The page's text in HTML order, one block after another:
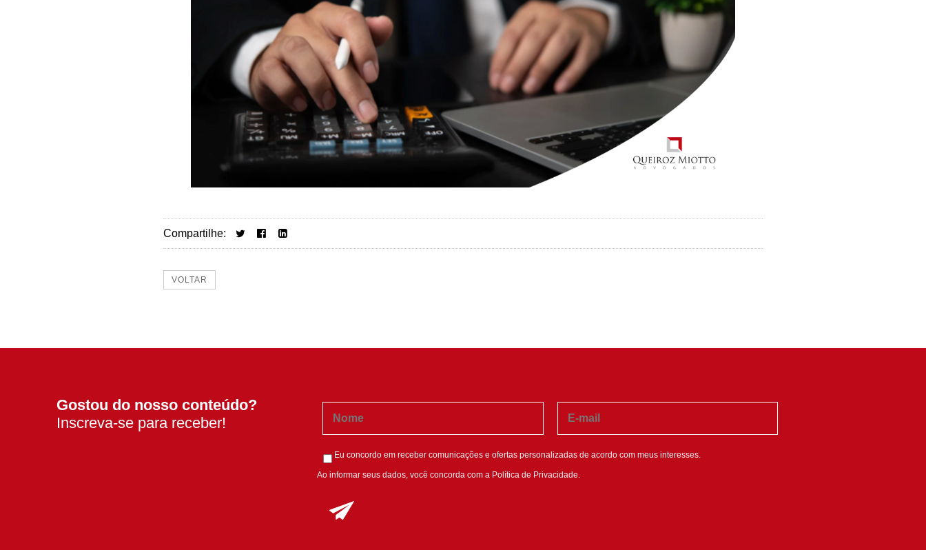
Compartilhe:
VOLTAR
Gostou do nosso conteúdo?
Inscreva-se para receber!
Eu concordo em receber comunicações e ofertas personalizadas de acordo com meus interesses.
Ao informar seus dados, você concorda com a Política de Privacidade